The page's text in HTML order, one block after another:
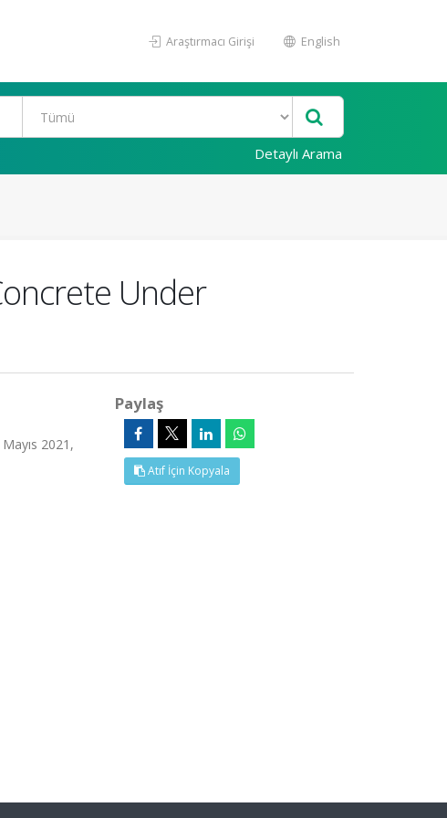
Araştırmacı Girişi English
Detaylı Arama
Under
2021,
Paylaş
Atıf İçin Kopyala